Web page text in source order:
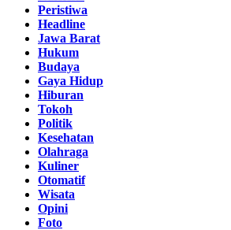
Peristiwa
Headline
Jawa Barat
Hukum
Budaya
Gaya Hidup
Hiburan
Tokoh
Politik
Kesehatan
Olahraga
Kuliner
Otomatif
Wisata
Opini
Foto